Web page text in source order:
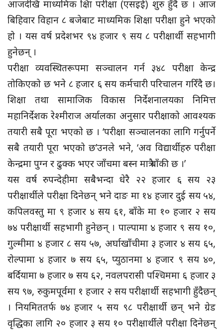
आजदेखि माध्यमिक क्षिा परीक्षा (एसइई) शुरु हुँदै छ । आज
बिहिवार विहान ८ बजेबाट माध्यमिक शिक्षा परीक्षा हुने भएको
हो । यस वर्ष प्रदेशभर ९४ हजार ९ सय ८ परीक्षार्थी सहभागी
हुनेछन् ।
परीक्षा व्यवस्थितरूपमा सञ्चालन गर्न ३४८ परीक्षा केन्द्र
तोकिएको छ भने ८ हजार ६ सय कर्मचारी परिचालन गरिँदै छ।
शिक्षा तथा सामाजिक विकास निर्देशनालयका निमित्त
महानिर्देशक रेश्मीराज अर्यालका अनुसार परीक्षाको आवश्यक
तयारी सबै पूरा भएको छ । ‘परीक्षा सञ्चालनका लागि गर्नुपर्ने
सबै तयारी पूरा भएको छ’उनले भने, ‘अव विद्यार्थीहरु परीक्षा
केन्द्रमा पुग्न र ढुक्क भएर जाँचमा बस्न मात्रै बाँकी छ ।’
यस वर्ष रुपन्देहीमा सबैभन्दा धेरै २२ हजार ६ सय २३
परीक्षार्थीले परीक्षा दिनेछन् भने दाङ मा १४ हजार दुई सय ५४,
कपिलवस्तु मा ९ हजार ४ सय ६१, बाँके मा १० हजार २ सय
७४ परीक्षार्थी सहभागी हुनेछन् । पाल्पामा ४ हजार ९ सय १०,
गुल्मीमा ४ हजार ८ सय ५७, अर्घाखाँचीमा ३ हजार ४ सय ६५,
रोल्पामा ४ हजार ७ सय ६५, प्युठानमा ४ हजार ९ सय ४०,
बर्दियामा ७ हजार ७ सय ६२, नवलपरासी पश्चिममा ६ हजार ३
सय ९७, रुकुमपूर्वमा १ हजार २ सय परीक्षार्थी सहभागी हुँदैछन्
। नियमिततर्फ ७४ हजार ५ सय ९८ परीक्षार्थी छन् भने ग्रेड
वृद्धिका लागि २० हजार ३ सय १० परीक्षार्थीले परीक्षा दिनेछन्